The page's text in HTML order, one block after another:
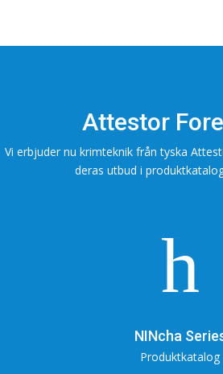
Attestor
Vi erbjuder nu krimteknik från tyska
deras utbud i
h
NINcha
Produktkatalog